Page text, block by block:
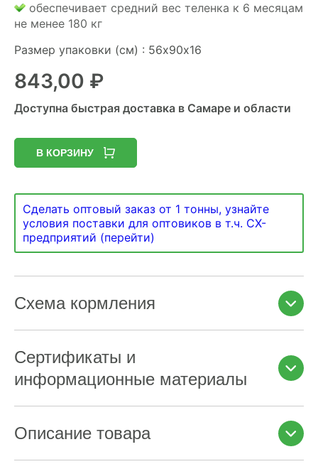
обеспечивает средний вес теленка к 6 месяцам
не менее 180 кг
Размер упаковки (см) : 56х90х16
843,00 ₽
Доступна быстрая доставка в Самаре и области
В КОРЗИНУ
Сделать оптовый заказ от 1 тонны, узнайте
условия поставки для оптовиков в т.ч. СХ-
предприятий (перейти)
Схема кормления
Сертификаты и
информационные материалы
Описание товара